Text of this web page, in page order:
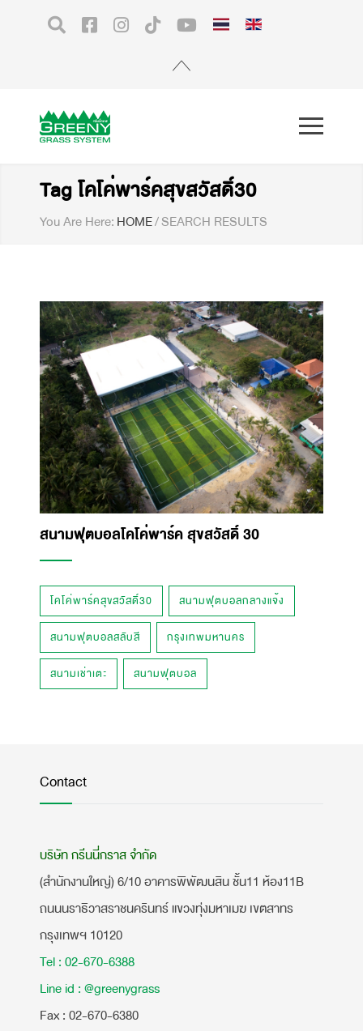
Tag โคโค่พาร์คสุขสวัสดิ์30
You Are Here: HOME/SEARCH RESULTS
สนามฟุตบอลโคโค่พาร์ค สุขสวัสดิ์ 30
โคโค่พาร์คสุขสวัสดิ์30 สนามฟุตบอลกลางแจ้ง
สนามฟุตบอลสลับสี กรุงเทพมหานคร
สนามเช่าเตะ สนามฟุตบอล
Contact
บริษัท กรีนนี่กราส จำกัด
(สำนักงานใหญ่) 6/10 อาคารพิพัฒนสิน ชั้น11 ห้อง11B
ถนนนราธิวาสราชนครินทร์ แขวงทุ่งมหาเมฆ เขตสาทร
กรุงเทพฯ 10120
Tel : 02-670-6388
Line id : @greenygrass
​Fax : 02-670-6380